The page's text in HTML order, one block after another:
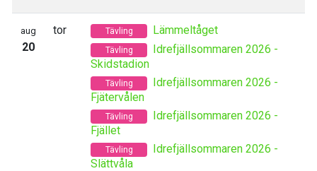
aug
20
tor Tävling Lämmeltåget
Tävling
Idrefjällsommaren 2026 -
Skidstadion
Tävling
Idrefjällsommaren 2026 -
Fjätervålen
Tävling
Idrefjällsommaren 2026 -
Fjället
Tävling
Idrefjällsommaren 2026 -
Slättvåla